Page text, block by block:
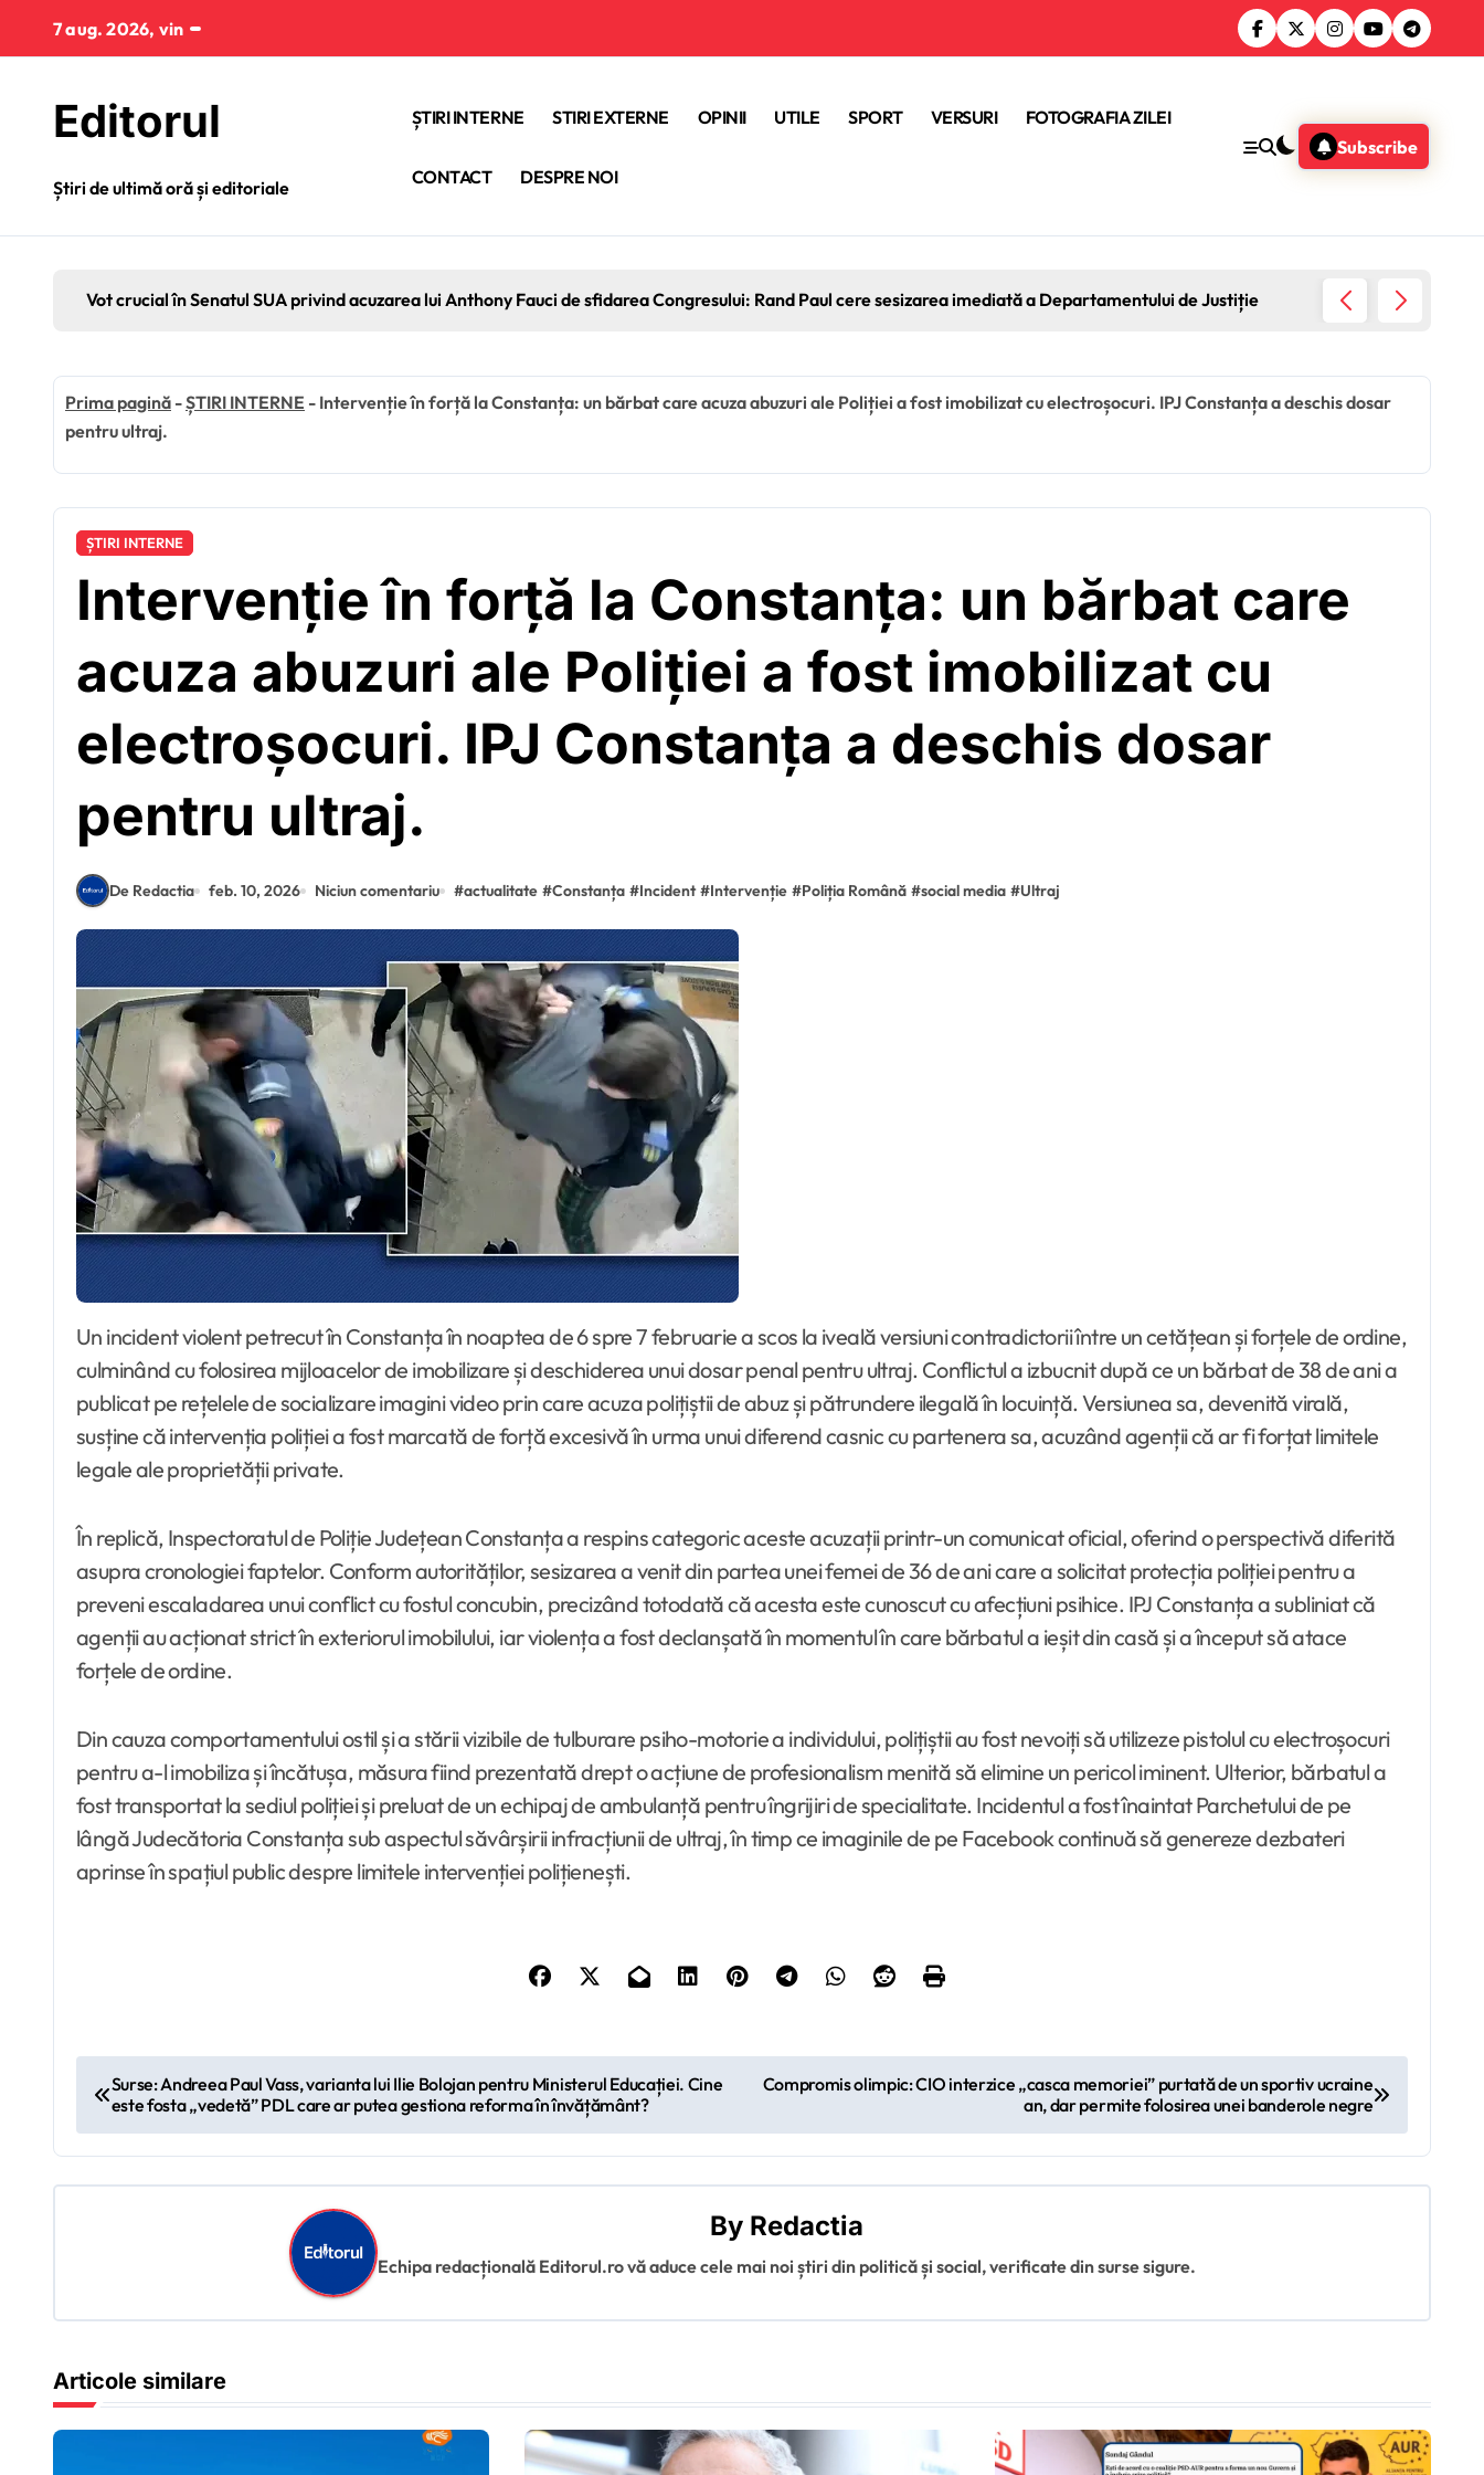
conținut
7 aug. 2026, vin
Editorul
Știri de ultimă oră și editoriale
ȘTIRI INTERNE STIRI EXTERNE OPINII UTILE SPORT VERSURI FOTOGRAFIA ZILEI
CONTACT DESPRE NOI
Subscribe
Vot crucial în Senatul SUA privind acuzarea lui Anthony Fauci de sfidarea Congresului: Rand Paul cere sesizarea imediată a Departamentului de Justiție
Prima pagină -ȘTIRI INTERNE - Intervenție în forță la Constanța: un bărbat care acuza abuzuri ale Poliției a fost imobilizat cu electroșocuri. IPJ Constanța a deschis dosar
pentru ultraj.
ȘTIRI INTERNE
Intervenție în forță la Constanța: un bărbat care
acuza abuzuri ale Poliției a fost imobilizat cu
electroșocuri. IPJ Constanța a deschis dosar
pentru ultraj.
De Redactia feb. 10, 2026 Niciun comentariu #actualitate #Constanța #Incident #Intervenție #Poliția Română #social media #Ultraj
Un incident violent petrecut în Constanța în noaptea de 6 spre 7 februarie a scos la iveală versiuni contradictorii între un cetățean și forțele de ordine,
culminând cu folosirea mijloacelor de imobilizare și deschiderea unui dosar penal pentru ultraj. Conflictul a izbucnit după ce un bărbat de 38 de ani a
publicat pe rețelele de socializare imagini video prin care acuza polițiștii de abuz și pătrundere ilegală în locuință. Versiunea sa, devenită virală,
susține că intervenția poliției a fost marcată de forță excesivă în urma unui diferend casnic cu partenera sa, acuzând agenții că ar fi forțat limitele
legale ale proprietății private.
În replică, Inspectoratul de Poliție Județean Constanța a respins categoric aceste acuzații printr-un comunicat oficial, oferind o perspectivă diferită
asupra cronologiei faptelor. Conform autorităților, sesizarea a venit din partea unei femei de 36 de ani care a solicitat protecția poliției pentru a
preveni escaladarea unui conflict cu fostul concubin, precizând totodată că acesta este cunoscut cu afecțiuni psihice. IPJ Constanța a subliniat că
agenții au acționat strict în exteriorul imobilului, iar violența a fost declanșată în momentul în care bărbatul a ieșit din casă și a început să atace
forțele de ordine.
Din cauza comportamentului ostil și a stării vizibile de tulburare psiho-motorie a individului, polițiștii au fost nevoiți să utilizeze pistolul cu electroșocuri
pentru a-l imobiliza și încătușa, măsura fiind prezentată drept o acțiune de profesionalism menită să elimine un pericol iminent. Ulterior, bărbatul a
fost transportat la sediul poliției și preluat de un echipaj de ambulanță pentru îngrijiri de specialitate. Incidentul a fost înaintat Parchetului de pe
lângă Judecătoria Constanța sub aspectul săvârșirii infracțiunii de ultraj, în timp ce imaginile de pe Facebook continuă să genereze dezbateri
aprinse în spațiul public despre limitele intervenției polițienești.
N
a
v
e
î
Surse: Andreea Paul Vass, varianta lui Ilie Bolojan pentru Ministerul Educației. Cine
este fosta „vedetă” PDL care ar putea gestiona reforma în învățământ?
Compromis olimpic: CIO interzice „casca memoriei” purtată de un sportiv ucraine
an, dar permite folosirea unei banderole negre
By Redactia
Echipa redacțională Editorul.ro vă aduce cele mai noi știri din politică și social, verificate din surse sigure.
Articole similare